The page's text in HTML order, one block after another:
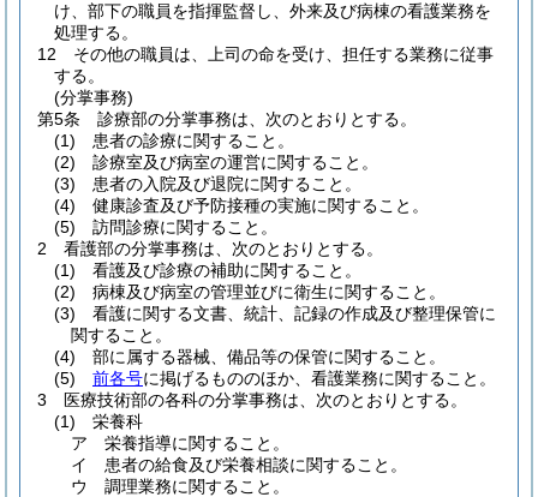
け、部下の職員を指揮監督し、外来及び病棟の看護業務を
処理する。
12
その他の職員は、上司の命を受け、担任する業務に従事
する。
(分掌事務)
第5条
診療部の分掌事務は、次のとおりとする。
(1)
患者の診療に関すること。
(2)
診療室及び病室の運営に関すること。
(3)
患者の入院及び退院に関すること。
(4)
健康診査及び予防接種の実施に関すること。
(5)
訪問診療に関すること。
2
看護部の分掌事務は、次のとおりとする。
(1)
看護及び診療の補助に関すること。
(2)
病棟及び病室の管理並びに衛生に関すること。
(3)
看護に関する文書、統計、記録の作成及び整理保管に
関すること。
(4)
部に属する器械、備品等の保管に関すること。
(5)
前各号に掲げるもののほか、看護業務に関すること。
3
医療技術部の各科の分掌事務は、次のとおりとする。
(1)
栄養科
ア
栄養指導に関すること。
イ
患者の給食及び栄養相談に関すること。
ウ
調理業務に関すること。